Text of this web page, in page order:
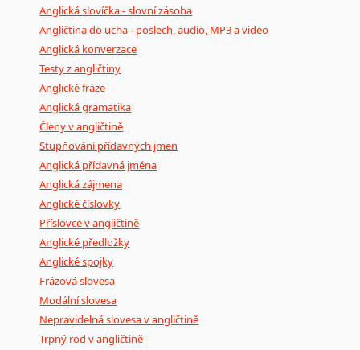
Anglická slovíčka - slovní zásoba
Angličtina do ucha - poslech, audio, MP3 a video
Anglická konverzace
Testy z angličtiny
Anglické fráze
Anglická gramatika
Členy v angličtině
Stupňování přídavných jmen
Anglická přídavná jména
Anglická zájmena
Anglické číslovky
Příslovce v angličtině
Anglické předložky
Anglické spojky
Frázová slovesa
Modální slovesa
Nepravidelná slovesa v angličtině
Trpný rod v angličtině